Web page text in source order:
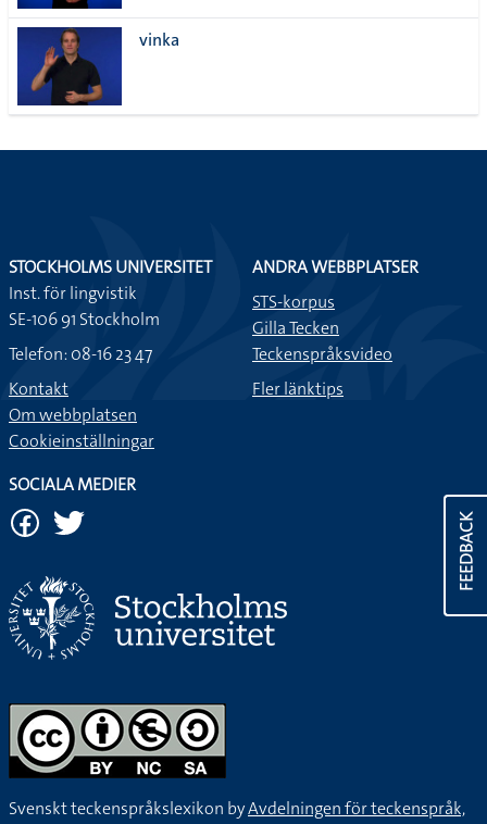
vinka
FEEDBACK
STOCKHOLMS UNIVERSITET
Inst. för lingvistik
SE-106 91 Stockholm
Telefon: 08-16 23 47
Kontakt
Om webbplatsen
Cookieinställningar
ANDRA WEBBPLATSER
STS-korpus
Gilla Tecken
Teckenspråksvideo
Fler länktips
SOCIALA MEDIER
Svenskt teckenspråkslexikon byAvdelningen för teckenspråk,